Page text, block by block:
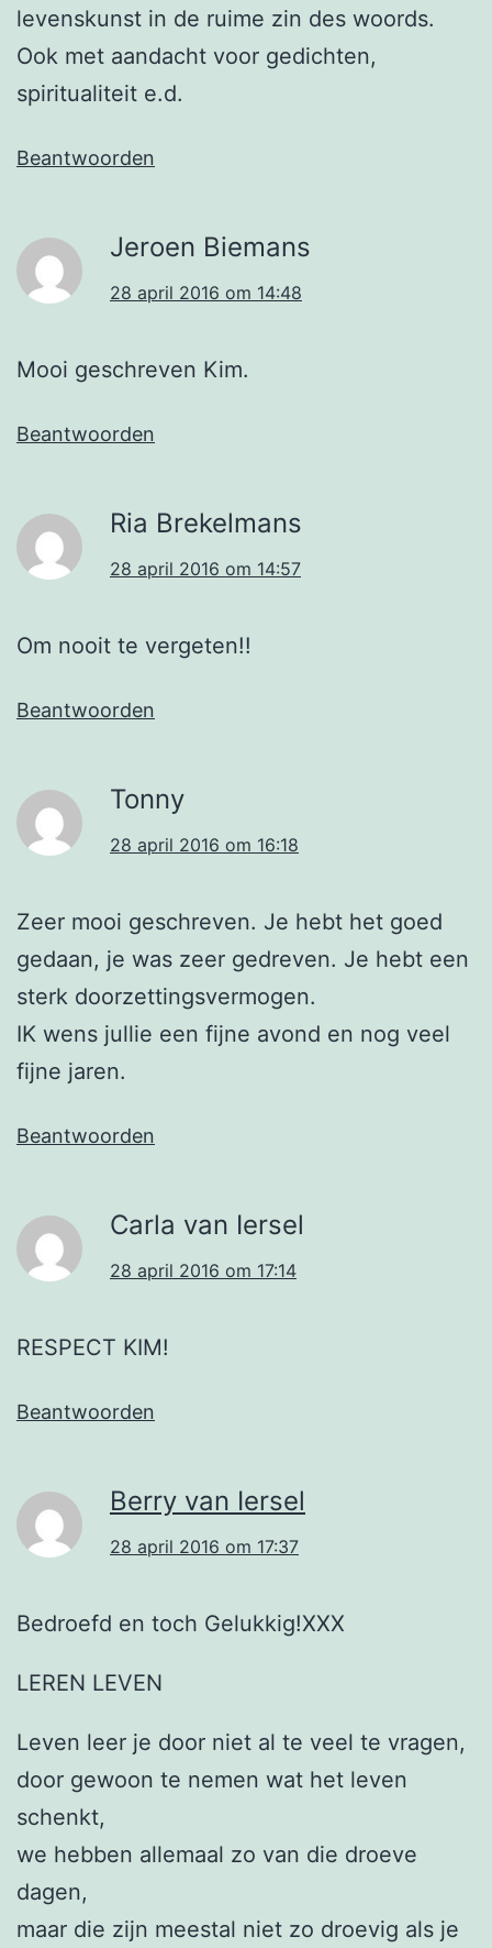
levenskunst in de ruime zin des woords.
Ook met aandacht voor gedichten,
spiritualiteit e.d.
Beantwoorden
Jeroen Biemans
28 april 2016 om 14:48
Mooi geschreven Kim.
Beantwoorden
Ria Brekelmans
28 april 2016 om 14:57
Om nooit te vergeten!!
Beantwoorden
Tonny
28 april 2016 om 16:18
Zeer mooi geschreven. Je hebt het goed
gedaan, je was zeer gedreven. Je hebt een
sterk doorzettingsvermogen.
IK wens jullie een fijne avond en nog veel
fijne jaren.
Beantwoorden
Carla van Iersel
28 april 2016 om 17:14
RESPECT KIM!
Beantwoorden
Berry van Iersel
28 april 2016 om 17:37
Bedroefd en toch Gelukkig!XXX
LEREN LEVEN
Leven leer je door niet al te veel te vragen,
door gewoon te nemen wat het leven
schenkt,
we hebben allemaal zo van die droeve
dagen,
maar die zijn meestal niet zo droevig als je